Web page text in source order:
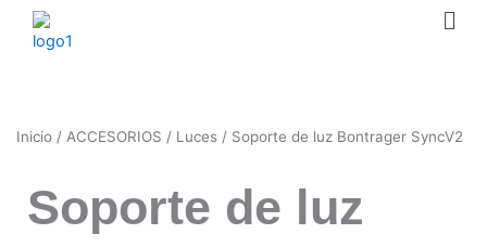
Inicio / ACCESORIOS / Luces / Soporte de luz Bontrager SyncV2
Soporte de luz